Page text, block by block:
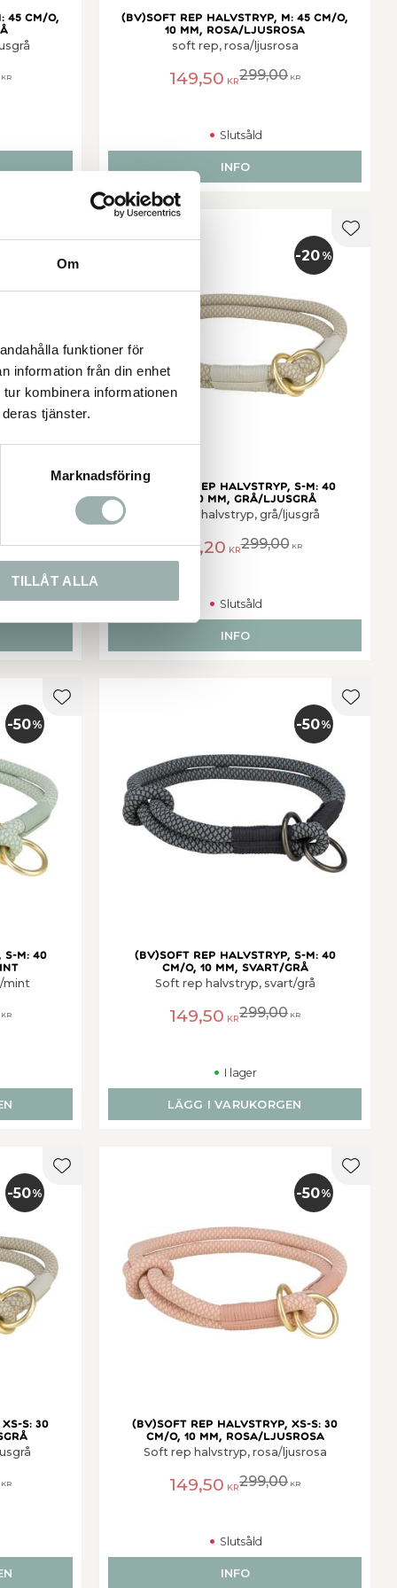
Om
funktioner för
information från din enhet
kombinera informationen
tjänster.
Marknadsföring
TILLÅT ALLA
cm/o,
KR
(BV)Soft rep halvstryp, M: 45 cm/o,
10 mm, rosa/ljusrosa
soft rep, rosa/ljusrosa
149,50 KR299,00 KR
Slutsåld
INFO
KR
Lägg till i favoriter
(BV)Soft rep halvstryp, S-M: 40
cm/o, 10 mm, grå/ljusgrå
Soft rep halvstryp, grå/ljusgrå
239,20 KR299,00KR
20 %
Lägg
Slutsåld
INFO
M: 40
mint
KR
50%
Lägg till i favoriter
(BV)Soft rep halvstryp, S-M: 40
cm/o, 10 mm, svart/grå
Soft rep halvstryp, svart/grå
149,50 KR299,00 KR
50%
Lägg
I lager
LÄGG I VARUKORGEN
S: 30
KR
50%
Lägg till i favoriter
(BV)Soft rep halvstryp, XS-S: 30
cm/o, 10 mm, rosa/ljusrosa
Soft rep halvstryp, rosa/ljusrosa
149,50 KR299,00 KR
50%
Lägg
Slutsåld
INFO